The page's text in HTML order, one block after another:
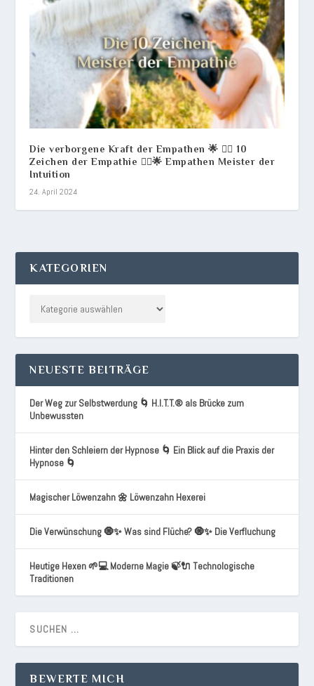
Die verborgene Kraft der Empathen 🌟 💆‍♀️ 10
Zeichen der Empathie 💆‍♂️🌟 Empathen Meister der
Intuition
24. April 2024
KATEGORIEN
NEUESTE BEITRÄGE
Der Weg zur Selbstwerdung 🌀 H.I.T.T.® als Brücke zum
Unbewussten
Hinter den Schleiern der Hypnose 🌀 Ein Blick auf die Praxis der
Hypnose 🌀
Magischer Löwenzahn 🌼 Löwenzahn Hexerei
Die Verwünschung 🧿✨ Was sind Flüche? 🧿✨ Die Verfluchung
Heutige Hexen 🌱💻 Moderne Magie 🍃🔌 Technologische
Traditionen
BEWERTE MICH